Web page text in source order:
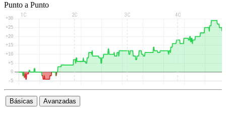
Punto a Punto
Básicas Avanzadas